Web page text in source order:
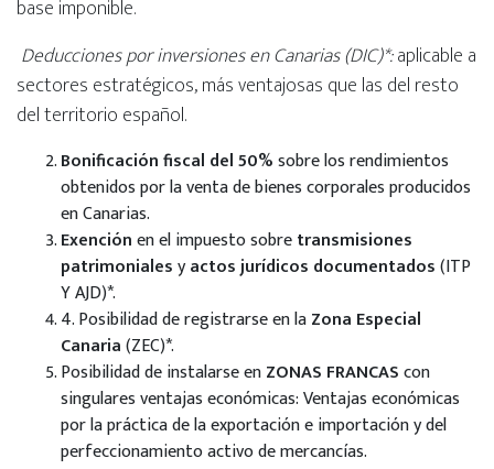
base imponible.
Deducciones por inversiones en Canarias (DIC)*:aplicable a
sectores estratégicos, más ventajosas que las del resto
del territorio español.
Bonificación fiscal del 50%sobre los rendimientos
obtenidos por la venta de bienes corporales producidos
en Canarias.
Exenciónen el impuesto sobretransmisiones
patrimonialesyactos jurídicos documentados(ITP
Y AJD)*.
4.Posibilidad de registrarse en laZona Especial
Canaria(ZEC)*.
Posibilidad de instalarse enZONAS FRANCAScon
singulares ventajas económicas: Ventajas económicas
por la práctica de la exportación e importación y del
perfeccionamiento activo de mercancías.